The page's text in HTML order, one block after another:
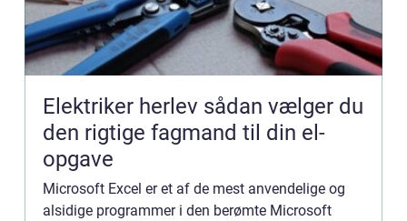
Elektriker herlev sådan vælger du
den rigtige fagmand til din el-
opgave
Microsoft Excel er et af de mest anvendelige og
alsidige programmer i den berømte Microsoft